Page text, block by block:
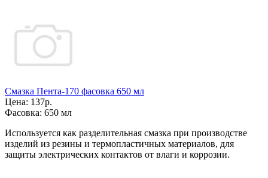
Смазка Пента-170 фасовка 650 мл
Цена: 137р.
Фасовка: 650 мл
Используется как разделительная смазка при производстве
изделий из резины и термопластичных материалов, для
защиты электрических контактов от влаги и коррозии.